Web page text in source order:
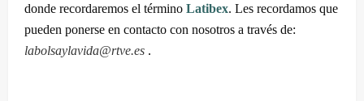
donde recordaremos el término Latibex. Les recordamos que
pueden ponerse en contacto con nosotros a través de:
labolsaylavida@rtve.es .